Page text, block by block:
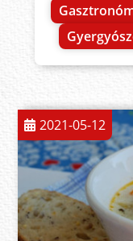
2021-05-12